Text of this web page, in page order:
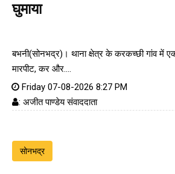
घुमाया
बभनी(सोनभद्र)। थाना क्षेत्र के करकच्छी गांव में
मारपीट, कर और....
Friday 07-08-2026 8:27 PM
: अजीत पाण्डेय संवाददाता
सोनभद्र